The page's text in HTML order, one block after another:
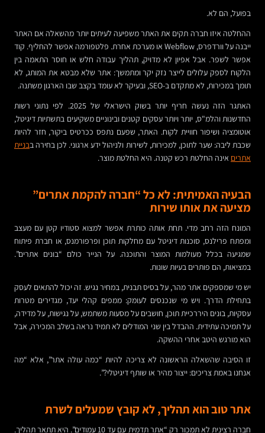
בפועל, הם לא.
ההחלטה איזו חברה תקים את האתר משפיעה לעיתים יותר מהשאלה אם האתר
ייבנה על וורדפרס, Webflow או מערכת אחרת. פלטפורמה אפשר להחליף. קוד
אפשר לשפר. אבל אפיון לא מדויק, תהליך עבודה חלש או חוסר התאמה בין
הלקוח לספק עלולים לייצר נזק יקר ומתמשך: אתר שלא מבטא את המותג, לא
תומך במכירות, לא מתקדם ב-SEO, ובעיקר לא עומד בקצב שבו הארגון משתנה.
האתגר הזה נעשה חריף יותר בשוק הישראלי של 2025. לפי נתוני רשות
החדשנות והלמ"ס, יותר ויותר עסקים קטנים ובינוניים משקיעים בתשתיות דיגיטל,
אוטומציה ושיפור חוויית לקוח. האתר, שפעם נתפס ככרטיס ביקור, חזר להיות
שכבת ליבה: שער לתוכן, למכירות, לשירות ולניהול ידע ארגוני. לכן בחירה בבניית
אתרים אינה החלטת רכש קטנה. היא החלטת מוצר.
הבעיה האמיתית: לא כל “חברה להקמת אתרים”
מציעה את אותו שירות
המונח הזה רחב מדי. תחת אותה כותרת אפשר למצוא סטודיו קטן עם מעצב
ומפתח פרילנס, סוכנות דיגיטל עם מחלקות תוכן ופרפורמנס, או חברת פיתוח
שמגיעה בכלל מעולמות המוצר והתוכנה. על הנייר כולם “בונים אתרים”.
במציאות, הם פותרים בעיות שונות.
יש מי שמספקים אתר מהר, על בסיס תבנית, במחיר נגיש. זה יכול להתאים לעסק
בתחילת הדרך. ויש מי שנכנסים לעומק: ממפים קהלי יעד, מגדירים מטרות
עסקיות, בונים היררכיית תוכן, חושבים על מסעות משתמש, על נגישות, על מדידה,
על תמיכה עתידית. ההבדל בין שני המודלים לא תמיד נראה בשלב המכירה, אבל
הוא מורגש היטב אחרי ההשקה.
זו הסיבה שהשאלה הראשונה לא צריכה להיות “כמה עולה אתר”, אלא “מה
אנחנו באמת צריכים: ייצור מהיר או שותף דיגיטלי?”.
אתר טוב הוא תהליך, לא קובץ שמעלים לשרת
חברה רצינית לא תמכור רק “אתר תדמית עם עד 10 עמודים”. היא תתאר תהליך.